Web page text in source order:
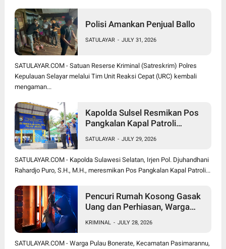
Polisi Amankan Penjual Ballo
SATULAYAR - JULY 31, 2026
SATULAYAR.COM - Satuan Reserse Kriminal (Satreskrim) Polres
Kepulauan Selayar melalui Tim Unit Reaksi Cepat (URC) kembali
mengaman...
Kapolda Sulsel Resmikan Pos
Pangkalan Kapal Patroli
SATULAYAR - JULY 29, 2026
SATULAYAR.COM - Kapolda Sulawesi Selatan, Irjen Pol. Djuhandhani
Rahardjo Puro, S.H., M.H., meresmikan Pos Pangkalan Kapal Patroli...
Pencuri Rumah Kosong Gasak
Uang dan Perhiasan, Warga
Rupiah
KRIMINAL - JULY 28, 2026
SATULAYAR.COM - Warga Pulau Bonerate, Kecamatan Pasimarannu,